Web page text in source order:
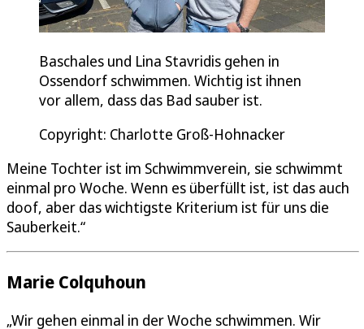
Baschales und Lina Stavridis gehen in
Ossendorf schwimmen. Wichtig ist ihnen
vor allem, dass das Bad sauber ist.
Copyright: Charlotte Groß-Hohnacker
Meine Tochter ist im Schwimmverein, sie schwimmt
einmal pro Woche. Wenn es überfüllt ist, ist das auch
doof, aber das wichtigste Kriterium ist für uns die
Sauberkeit.“
Marie Colquhoun
„Wir gehen einmal in der Woche schwimmen. Wir